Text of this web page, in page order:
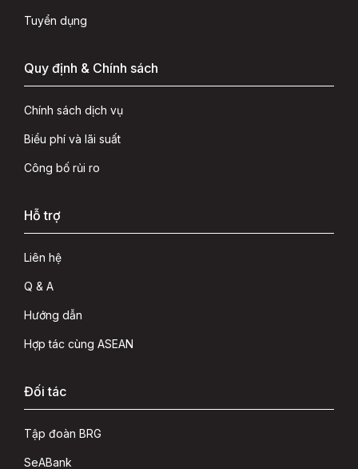
Tuyển dụng
Quy định & Chính sách
Chính sách dịch vụ
Biểu phí và lãi suất
Công bố rủi ro
Hỗ trợ
Liên hệ
Q & A
Hướng dẫn
Hợp tác cùng ASEAN
Đối tác
Tập đoàn BRG
SeABank